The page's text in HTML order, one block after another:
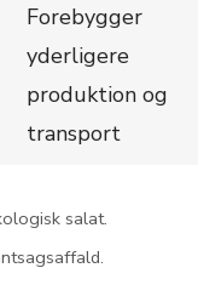
Forebygger
yderligere
produktion og
transport
salat.